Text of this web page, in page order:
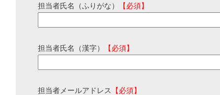
担当者氏名（ふりがな） 【必須】
担当者氏名（漢字） 【必須】
担当者メールアドレス 【必須】